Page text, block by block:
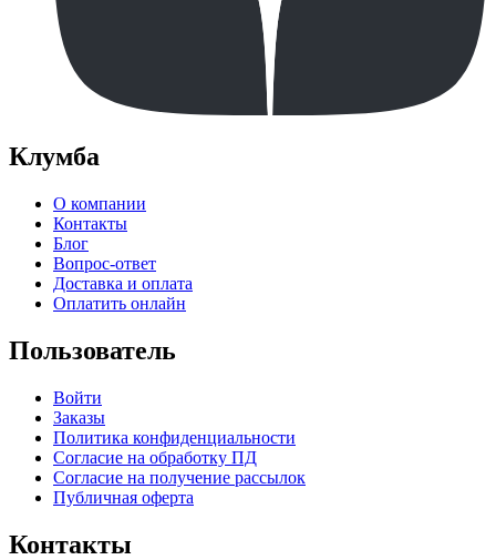
Клумба
О компании
Контакты
Блог
Вопрос-ответ
Доставка и оплата
Оплатить онлайн
Пользователь
Войти
Заказы
Политика конфиденциальности
Согласие на обработку ПД
Согласие на получение рассылок
Публичная оферта
Контакты